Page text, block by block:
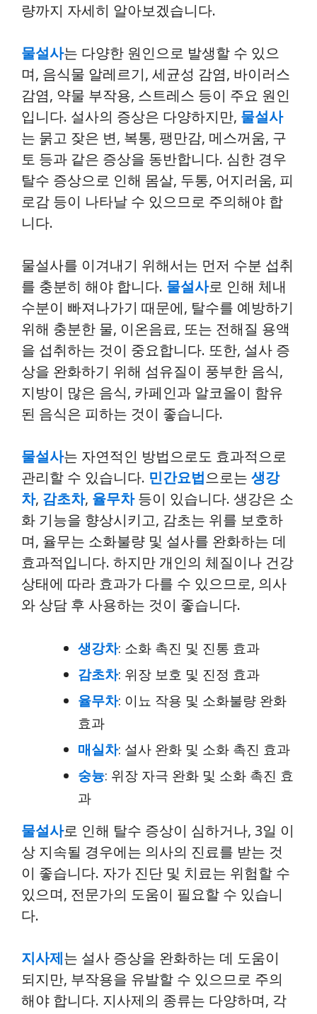
량까지 자세히 알아보겠습니다.
물설사는 다양한 원인으로 발생할 수 있으
며, 음식물 알레르기, 세균성 감염, 바이러스
감염, 약물 부작용, 스트레스 등이 주요 원인
입니다. 설사의 증상은 다양하지만, 물설사
는 묽고 잦은 변, 복통, 팽만감, 메스꺼움, 구
토 등과 같은 증상을 동반합니다. 심한 경우
탈수 증상으로 인해 몸살, 두통, 어지러움, 피
로감 등이 나타날 수 있으므로 주의해야 합
니다.
물설사를 이겨내기 위해서는 먼저 수분 섭취
를 충분히 해야 합니다. 물설사로 인해 체내
수분이 빠져나가기 때문에, 탈수를 예방하기
위해 충분한 물, 이온음료, 또는 전해질 용액
을 섭취하는 것이 중요합니다. 또한, 설사 증
상을 완화하기 위해 섬유질이 풍부한 음식,
지방이 많은 음식, 카페인과 알코올이 함유
된 음식은 피하는 것이 좋습니다.
물설사는 자연적인 방법으로도 효과적으로
관리할 수 있습니다. 민간요법으로는 생강
차, 감초차, 율무차등이 있습니다. 생강은 소
화 기능을 향상시키고, 감초는 위를 보호하
며, 율무는 소화불량 및 설사를 완화하는 데
효과적입니다. 하지만 개인의 체질이나 건강
상태에 따라 효과가 다를 수 있으므로, 의사
와 상담 후 사용하는 것이 좋습니다.
생강차: 소화 촉진 및 진통 효과
감초차: 위장 보호 및 진정 효과
율무차: 이뇨 작용 및 소화불량 완화
효과
매실차: 설사 완화 및 소화 촉진 효과
숭늉: 위장 자극 완화 및 소화 촉진 효
과
물설사로 인해 탈수 증상이 심하거나, 3일 이
상 지속될 경우에는 의사의 진료를 받는 것
이 좋습니다. 자가 진단 및 치료는 위험할 수
있으며, 전문가의 도움이 필요할 수 있습니
다.
지사제는 설사 증상을 완화하는 데 도움이
되지만, 부작용을 유발할 수 있으므로 주의
해야 합니다. 지사제의 종류는 다양하며, 각